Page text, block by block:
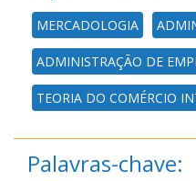
MERCADOLOGIA
ADMINISTRAÇÃO DE
TEORIA DO COMÉRCIO
Palavras-chave: